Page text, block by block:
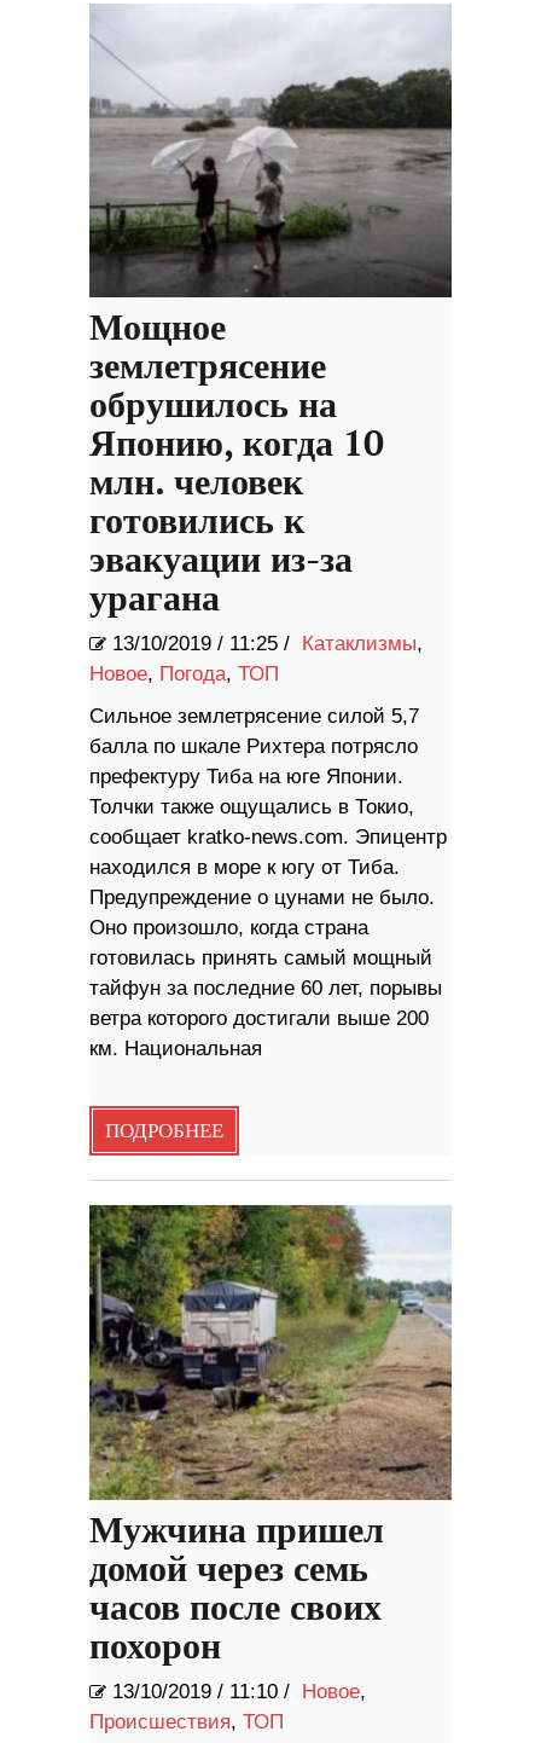
Мощное
землетрясение
обрушилось на
Японию, когда 10
млн. человек
готовились к
эвакуации из-за
урагана
13/10/2019 / 11:25 / Катаклизмы,
Новое, Погода, ТОП
Сильное землетрясение силой 5,7
балла по шкале Рихтера потрясло
префектуру Тиба на юге Японии.
Толчки также ощущались в Токио,
сообщает kratko-news.com. Эпицентр
находился в море к югу от Тиба.
Предупреждение о цунами не было.
Оно произошло, когда страна
готовилась принять самый мощный
тайфун за последние 60 лет, порывы
ветра которого достигали выше 200
км. Национальная
ПОДРОБНЕЕ
Мужчина пришел
домой через семь
часов после своих
похорон
13/10/2019 / 11:10 / Новое,
Происшествия, ТОП